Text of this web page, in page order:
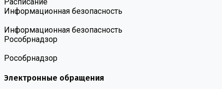
Информационная безопасность
Информационная безопасность
Роcобрнадзор
Роcобрнадзор
Электронные обращения